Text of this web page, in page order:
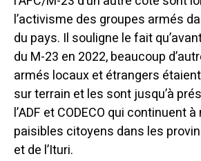
l’activisme des groupes armés
du pays. Il souligne le fait
du M-23 en 2022, beaucoup
armés locaux et étrangers
sur terrain et les sont jusqu’à
l’ADF et CODECO qui continuent
paisibles citoyens dans les
et de l’Ituri.